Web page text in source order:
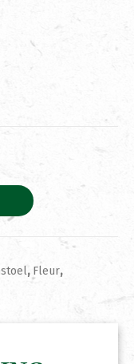
Draaiarmstoel aantal
, Fleur,